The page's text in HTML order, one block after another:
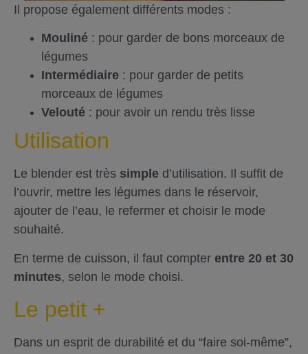
Il propose également différents modes :
Mouliné : pour garder de bons morceaux de
légumes
Intermédiaire : pour garder de petits
morceaux de légumes
Velouté : pour avoir un rendu très lisse
Utilisation
Le blender est très simple d’utilisation. Il suffit de
l’ouvrir, mettre les légumes dans le réservoir,
ajouter de l’eau, le refermer et choisir le mode
souhaité.
En terme de cuisson, il faut compter entre 20 et 30
minutes, selon le mode choisi.
Le petit +
Dans un esprit de durabilité et du “faire soi-même”,